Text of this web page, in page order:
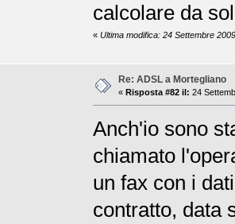
calcolare da
« Ultima modifica: 24 Settembre
Re: ADSL a Mortegliano
« Risposta #82 il: 24
Anch'io sono
chiamato
un fax con i
contratto, data